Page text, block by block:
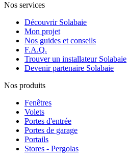
Nos services
Découvrir Solabaie
Mon projet
Nos guides et conseils
F.A.Q.
Trouver un installateur Solabaie
Devenir partenaire Solabaie
Nos produits
Fenêtres
Volets
Portes d'entrée
Portes de garage
Portails
Stores - Pergolas